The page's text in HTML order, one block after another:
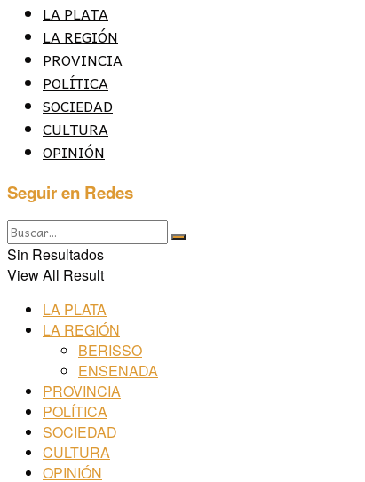
LA PLATA
LA REGIÓN
PROVINCIA
POLÍTICA
SOCIEDAD
CULTURA
OPINIÓN
Seguir en Redes
Sin Resultados
View All Result
LA PLATA
LA REGIÓN
BERISSO
ENSENADA
PROVINCIA
POLÍTICA
SOCIEDAD
CULTURA
OPINIÓN